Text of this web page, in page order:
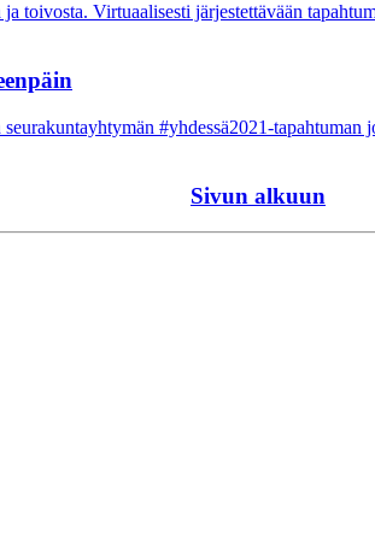
toivosta. Virtuaalisesti järjestettävään
#yhdessä2021-tapahtuman
Sivun alkuun